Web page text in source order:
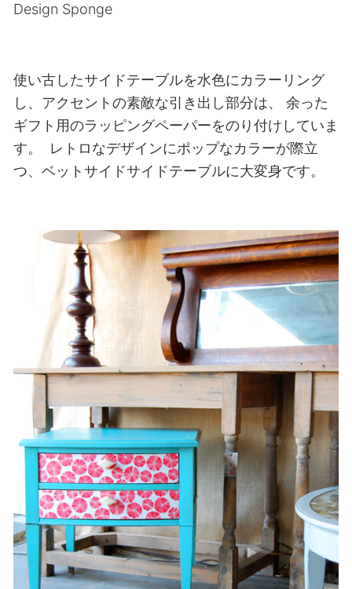
Design Sponge
使い古したサイドテーブルを水色にカラーリング
し、アクセントの素敵な引き出し部分は、
余った
ギフト用のラッピングペーパーをのり付けしていま
す。
レトロなデザインにポップなカラーが際立
つ、ベットサイドサイドテーブルに大変身です。